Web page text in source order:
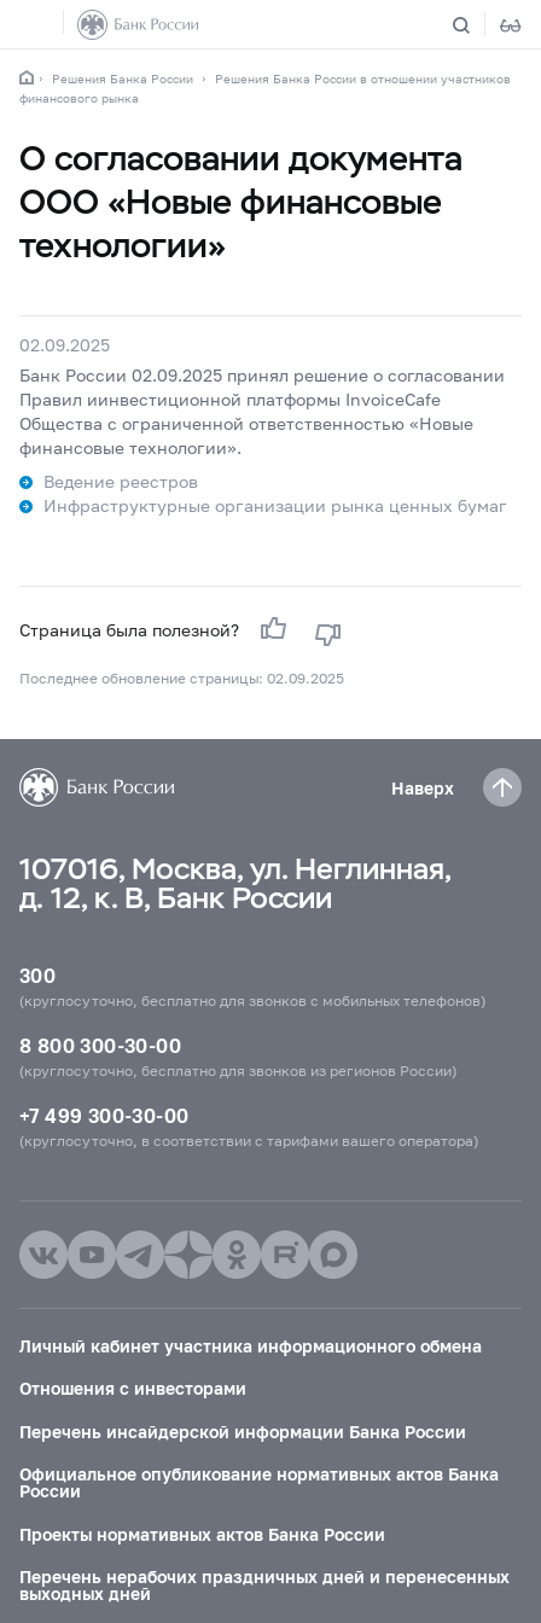
Решения Банка России
Решения Банка России в отношении участников
финансового рынка
О согласовании документа
ООО «Новые финансовые
технологии»
02.09.2025
Банк России 02.09.2025 принял решение о согласовании
Правил иинвестиционной платформы InvoiceCafe
Общества с ограниченной ответственностью «Новые
финансовые технологии».
Ведение реестров
Инфраструктурные организации рынка ценных бумаг
Страница была полезной?
Последнее обновление страницы: 02.09.2025
Наверх
107016, Москва, ул. Неглинная,
д. 12, к. В, Банк России
300
(круглосуточно, бесплатно для звонков с мобильных телефонов)
8 800 300-30-00
(круглосуточно, бесплатно для звонков из регионов России)
+7 499 300-30-00
(круглосуточно, в соответствии с тарифами вашего оператора)
Личный кабинет участника информационного обмена
Отношения с инвесторами
Перечень инсайдерской информации Банка России
Официальное опубликование нормативных актов Банка
России
Проекты нормативных актов Банка России
Перечень нерабочих праздничных дней и перенесенных
выходных дней